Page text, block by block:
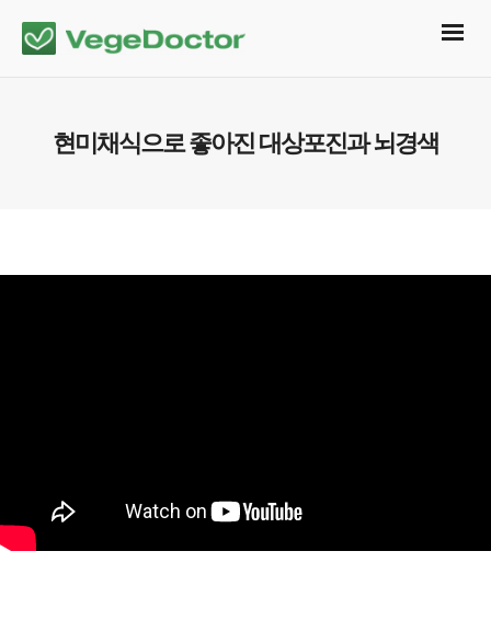
현미채식으로 좋아진 대상포진과 뇌경색